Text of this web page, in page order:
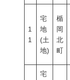
1
1
宅
地
(土
地)
楯
岡
北
町
宅